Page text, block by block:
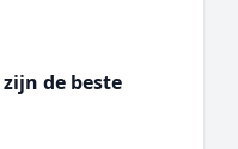
de beste